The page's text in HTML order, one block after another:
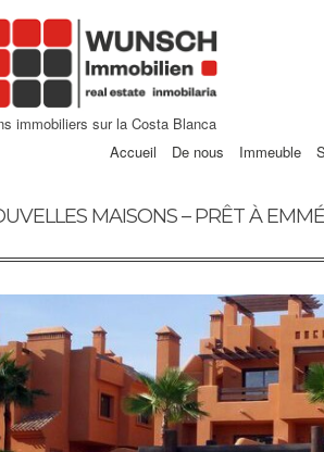
immobiliers sur la Costa Blanca
Accueil
De nous Immeuble
MAISONS – PRÊT À